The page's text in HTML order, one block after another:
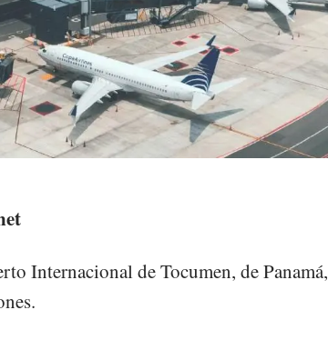
Internacional de Tocumen, de Panamá,